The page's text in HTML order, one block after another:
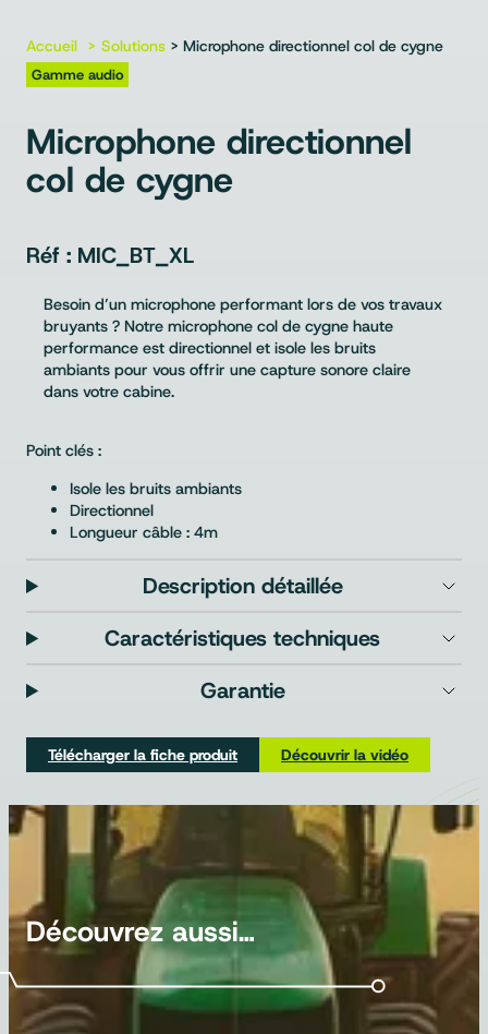
Accueil Solutions > Microphone directionnel col de cygne
Gamme audio
Microphone directionnel
col de cygne
MIC_BT_XL
Besoin d’un microphone performant lors de vos travaux
bruyants ? Notre microphone col de cygne haute
performance est directionnel et isole les bruits
ambiants pour vous offrir une capture sonore claire
dans votre cabine.
Point clés :
Isole les bruits ambiants
Directionnel
Longueur câble : 4m
Description détaillée
Caractéristiques techniques
Garantie
Télécharger la fiche produit Découvrir la vidéo
Découvrez aussi…